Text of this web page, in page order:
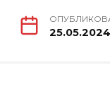
25.05.2024